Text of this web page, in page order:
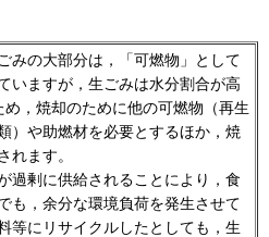
みの大部分は，「可燃物」として
いますが，生ごみは水分割合が高
，焼却のために他の可燃物（再生
）や助燃材を必要とするほか，焼
れます。
過剰に供給されることにより，食
も，余分な環境負荷を発生させて
等にリサイクルしたとしても，生